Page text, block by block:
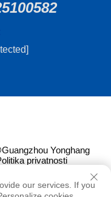
Yonghang
privatnosti
our services. If you